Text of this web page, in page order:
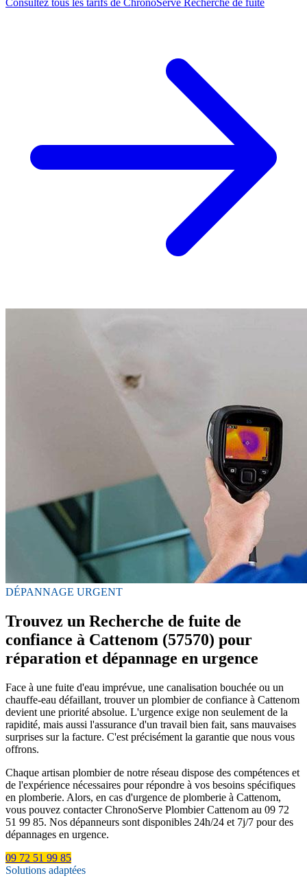
Consultez tous les tarifs de ChronoServe Recherche de fuite
DÉPANNAGE URGENT
Trouvez un Recherche de fuite de
confiance à Cattenom (57570) pour
réparation et dépannage en urgence
Face à une fuite d'eau imprévue, une canalisation bouchée ou un
chauffe-eau défaillant, trouver un plombier de confiance à Cattenom
devient une priorité absolue. L'urgence exige non seulement de la
rapidité, mais aussi l'assurance d'un travail bien fait, sans mauvaises
surprises sur la facture. C'est précisément la garantie que nous vous
offrons.
Chaque artisan plombier de notre réseau dispose des compétences et
de l'expérience nécessaires pour répondre à vos besoins spécifiques
en plomberie. Alors, en cas d'urgence de plomberie à Cattenom,
vous pouvez contacter ChronoServe Plombier Cattenom au 09 72
51 99 85. Nos dépanneurs sont disponibles 24h/24 et 7j/7 pour des
dépannages en urgence.
09 72 51 99 85
Solutions adaptées